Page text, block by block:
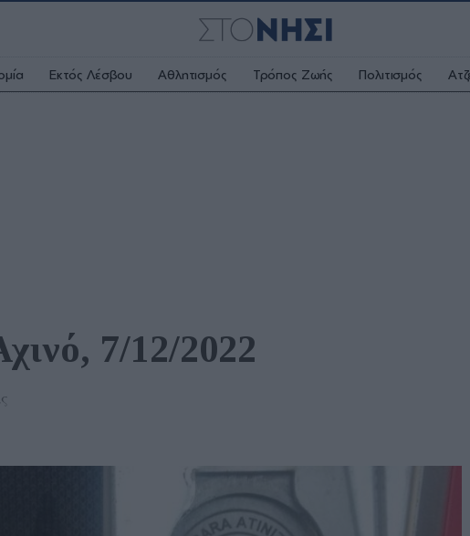
Εκτός Λέσβου Αθλητισμός Τρόπος Ζωής Πολιτισμός
7/12/2022